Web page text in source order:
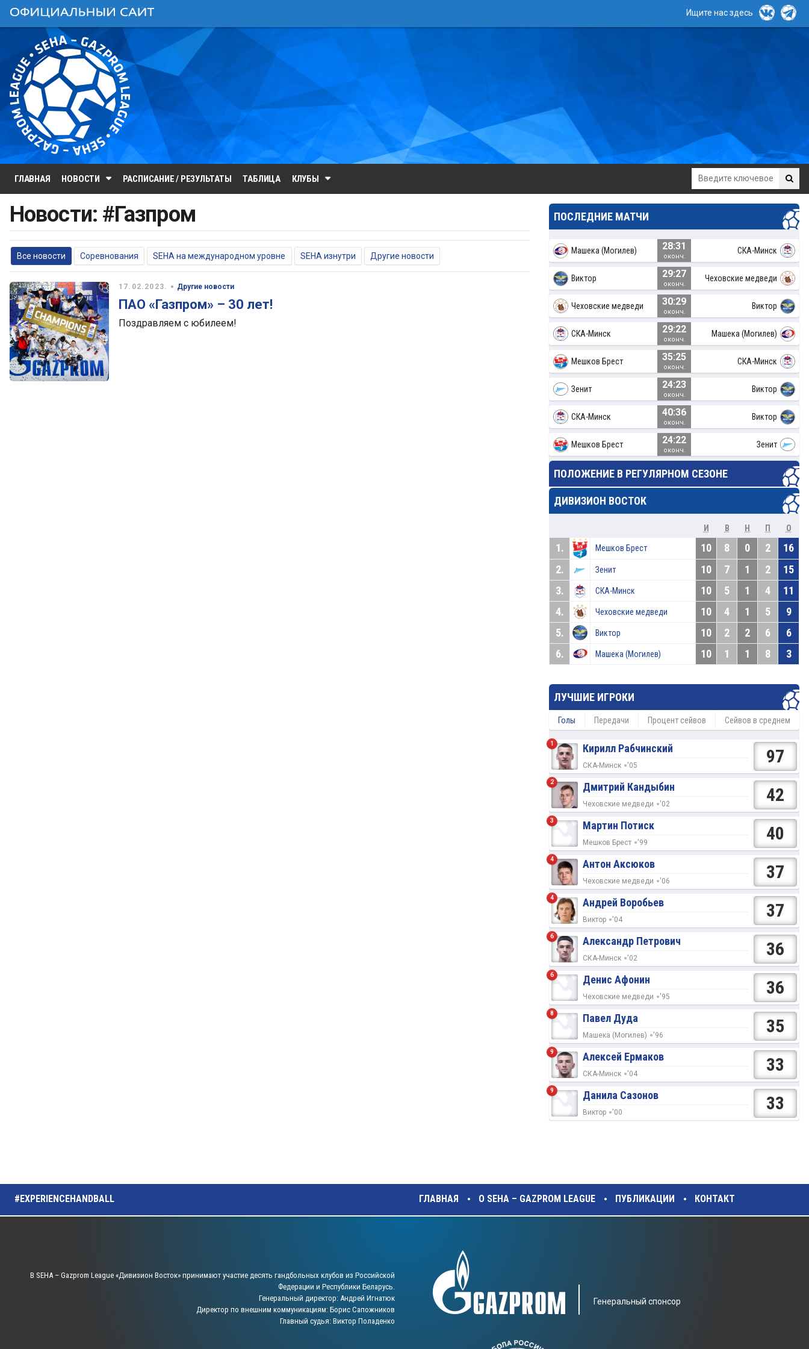
Ищите нас здесь
ГЛАВНАЯ НОВОСТИ РАСПИСАНИЕ / РЕЗУЛЬТАТЫ ТАБЛИЦА КЛУБЫ
Новости: #Газпром
Все новости Соревнования SEHA на международном уровне SEHA изнутри Другие новости
17.02.2023. • Другие новости
ПАО «Газпром» – 30 лет!
Поздравляем с юбилеем!
ПОСЛЕДНИЕ МАТЧИ
Машека (Могилев) 28:31
оконч.
СКА-Минск
Виктор 29:27
оконч.
Чеховские медведи
Чеховские медведи 30:29
оконч.
Виктор
СКА-Минск 29:22
оконч.
Машека (Могилев)
Мешков Брест 35:25
оконч.
СКА-Минск
Зенит 24:23
оконч.
Виктор
СКА-Минск 40:36
оконч.
Виктор
Мешков Брест 24:22
оконч.
Зенит
ПОЛОЖЕНИЕ В РЕГУЛЯРНОМ СЕЗОНЕ
ДИВИЗИОН ВОСТОК
И В Н П О
1. Мешков Брест 10 8 0 2
16
2.
Зенит 10 7 1 2
15
3.
СКА-Минск 10 5 1 4
11
4.
Чеховские медведи 10 4 1 5
9
5.
Виктор 10 2 2 6
6
6.
Машека (Могилев) 10 1 1 8 3
ЛУЧШИЕ ИГРОКИ
Голы Передачи Процент сейвов Сейвов в среднем
1 Кирилл Рабчинский
СКА-Минск '05 97
2 Дмитрий Кандыбин
Чеховские медведи '02 42
3 Мартин Потиск
Мешков Брест '99 40
4 Антон Аксюков
Чеховские медведи '06 37
4 Андрей Воробьев
Виктор '04 37
6 Александр Петрович
СКА-Минск '02 36
6 Денис Афонин
Чеховские медведи '95 36
8 Павел Дуда
Машека (Могилев) '96 35
9 Алексей Ермаков
СКА-Минск '04 33
9 Данила Сазонов
Виктор '00 33
#EXPERIENCEHANDBALL ГЛАВНАЯ О SEHA – GAZPROM LEAGUE ПУБЛИКАЦИИ КОНТАКТ
В SEHA – Gazprom League «Дивизион Восток» принимают участие десять гандбольных клубов из Российской
Федерации и Республики Беларусь.
Генеральный директор: Андрей Игнатюк
Директор по внешним коммуникациям: Борис Сапожников
Главный судья: Виктор Поладенко
Генеральный спонсор